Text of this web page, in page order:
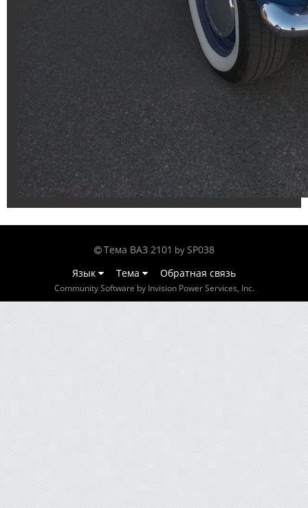
Тема ВАЗ 2101 by SP038
Язык
Тема Обратная связь
Community Software by Invision Power Services, Inc.